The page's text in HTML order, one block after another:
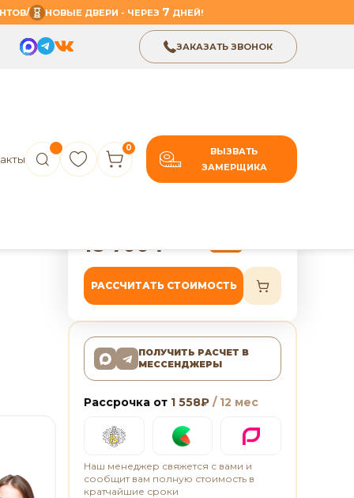
/ НОВЫЕ ДВЕРИ - ЧЕРЕЗ 7 ДНЕЙ!
ЗАКАЗАТЬ ЗВОНОК
0
ВЫЗВАТЬ
ЗАМЕРЩИКА
18 700₽
РАССЧИТАТЬ СТОИМОСТЬ
ПОЛУЧИТЬ РАСЧЕТ В
МЕССЕНДЖЕРЫ
Рассрочка от 1 558₽ / 12 мес
Наш менеджер свяжется с вами и
сообщит вам полную стоимость в
кратчайшие сроки